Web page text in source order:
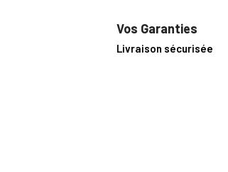
Vos Garanties
Livraison sécurisée